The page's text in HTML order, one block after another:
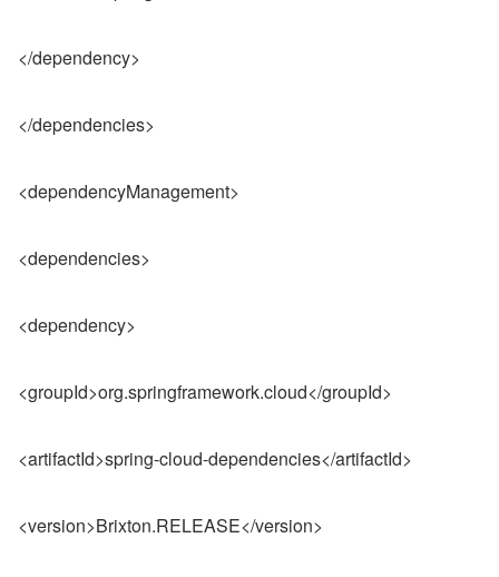
</dependency>
</dependencies>
<dependencyManagement>
<dependencies>
<dependency>
<groupId>org.springframework.cloud</groupId>
<artifactId>spring-cloud-dependencies</artifactId>
<version>Brixton.RELEASE</version>